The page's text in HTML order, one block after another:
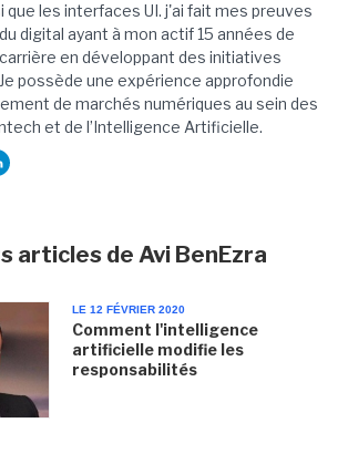
les interfaces UI. j'ai fait mes preuves
digital ayant à mon actif 15 années de
en développant des initiatives
possède une expérience approfondie
de marchés numériques au sein des
et de l’Intelligence Artificielle.
articles de Avi BenEzra
LE 12 FÉVRIER 2020
Comment l'intelligence
artificielle modifie les
responsabilités